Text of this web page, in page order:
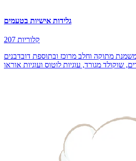
גלידות אישיות בטעמים
207 קלוריות
משמנת מתוקה וחלב מרוכז ובתוספת דובדבנים
שוקולד מגורד, עוגיות לוטוס ועוגיות אוראו